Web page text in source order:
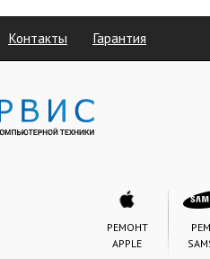
Контакты Гарантия
РЕМОНТ
APPLE